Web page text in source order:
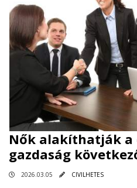
Nők alakíthatják
gazdaság
2026.03.05 CIVILHETES